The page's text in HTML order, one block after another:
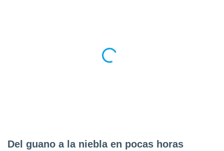
Del guano a la niebla en pocas horas